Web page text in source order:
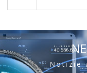
Notizie